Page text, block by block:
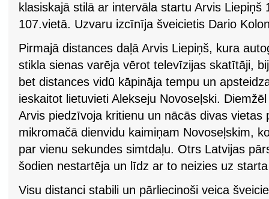
klasiskajā stilā ar intervāla startu Arvis Liepiņš
107.vietā. Uzvaru izcīnīja šveicietis Dario
Pirmajā distances daļā Arvis Liepiņš, kura
stikla sienas varēja vērot televīzijas skatītāji,
bet distances vidū kāpināja tempu un
ieskaitot lietuvieti Alekseju Novoseļski.
Arvis piedzīvoja kritienu un nācās divas vietas
mikromačā dienvidu kaimiņam Novoseļskim,
par vienu sekundes simtdaļu. Otrs Latvijas
šodien nestartēja un līdz ar to neizies uz
Visu distanci stabili un pārliecinoši veica